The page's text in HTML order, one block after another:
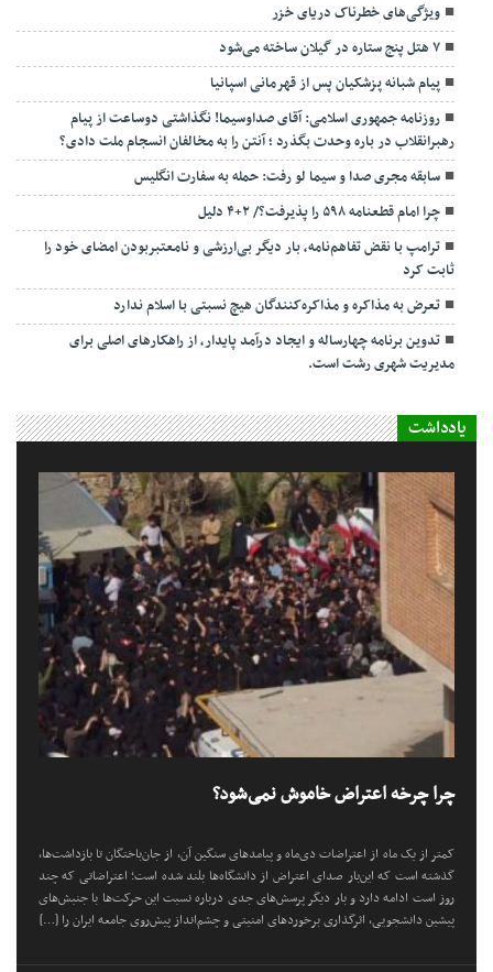
ویژگی‌های خطرناک دریای خزر
۷ هتل پنج ستاره در گیلان ساخته می‌شود
پیام شبانه پزشکیان پس از قهرمانی اسپانیا
روزنامه جمهوری اسلامی: آقای صداوسیما! نگذاشتی دوساعت از پیام
رهبرانقلاب در باره وحدت بگذرد ؛ آنتن را به مخالفان انسجام ملت دادی؟
سابقه مجری صدا و سیما لو رفت: حمله به سفارت انگلیس
چرا امام قطعنامه ۵۹۸ را پذیرفت؟/ ۲+۴ دلیل
ترامپ با نقض تفاهم‌نامه، بار دیگر بی‌ارزشی و نامعتبربودن امضای خود را
ثابت کرد
تعرض به مذاکره و مذاکره‌کنندگان هیچ نسبتی با اسلام ندارد
تدوین برنامه چهارساله و ایجاد درآمد پایدار، از راهکارهای اصلی برای
مدیریت شهری رشت است.
یادداشت
چرا چرخه اعتراض خاموش نمی‌شود؟
کمتر از یک ماه از اعتراضات دی‌ماه و پیامد‌های سنگین آن، از جان‌باختگان تا بازداشت‌ها،
گذشته است که این‌بار صدای اعتراض از دانشگاه‌ها بلند شده است؛ اعتراضاتی که چند
روز است ادامه دارد و بار دیگر پرسش‌های جدی درباره نسبت این حرکت‌ها با جنبش‌های
پیشین دانشجویی، اثرگذاری برخورد‌های امنیتی و چشم‌انداز پیش‌روی جامعه ایران را […]